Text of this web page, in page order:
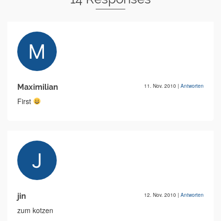
Maximilian 11. Nov. 2010 | Antworten
First
jin 12. Nov. 2010 | Antworten
zum kotzen